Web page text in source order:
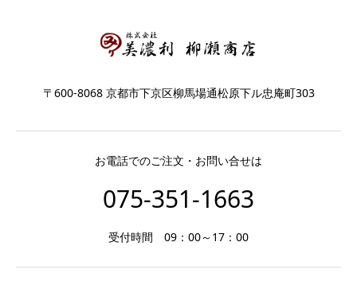
〒600-8068 京都市下京区柳馬場通松原下ル忠庵町303
お電話でのご注文・お問い合せは
075-351-1663
受付時間 09：00～17：00